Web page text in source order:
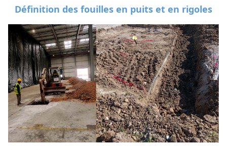
Définition des fouilles en puits et en rigoles